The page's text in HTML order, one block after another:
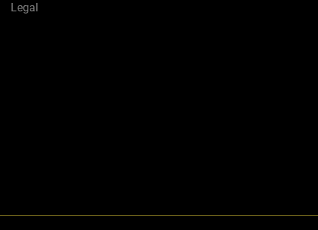
Legal